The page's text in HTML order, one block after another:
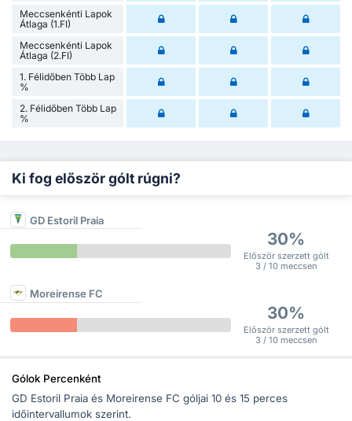
Meccsenkénti Lapok
Átlaga (1.FI)
Meccsenkénti Lapok
Átlaga (2.FI)
1. Félidőben Több Lap
%
2. Félidőben Több Lap
%
Ki fog először gólt rúgni?
GD Estoril Praia
30%
Először szerzett gólt
3 / 10 meccsen
Moreirense FC
30%
Először szerzett gólt
3 / 10 meccsen
Gólok Percenként
GD Estoril Praia és Moreirense FC góljai 10 és 15 perces
időintervallumok szerint.